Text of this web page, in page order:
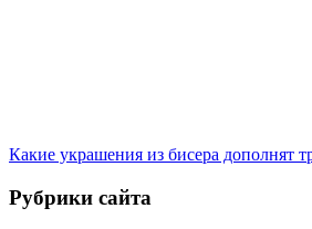
Какие украшения из бисера дополнят
Рубрики сайта